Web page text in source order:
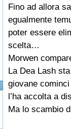
Fino ad allora
egualmente
poter essere
scelta…
Morwen
La Dea Lash
giovane
l’ha accolta a
Ma lo scambio